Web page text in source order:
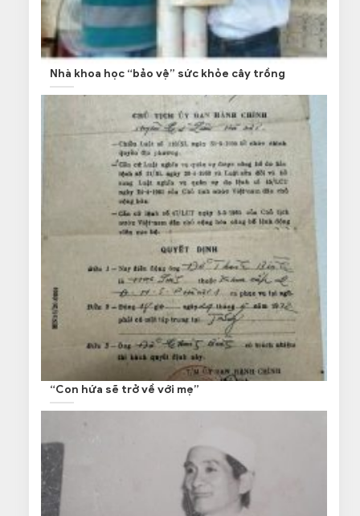
Nhà khoa học “bảo vệ” sức khỏe cây trồng
“Con hứa sẽ trở về với mẹ”